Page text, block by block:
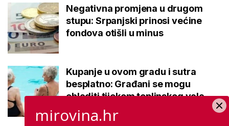
Negativna promjena u drugom
stupu: Srpanjski prinosi većine
fondova otišli u minus
Kupanje u ovom gradu i sutra
besplatno: Građani se mogu
ohladiti tijekom toplinskog vala
mirovina.hr